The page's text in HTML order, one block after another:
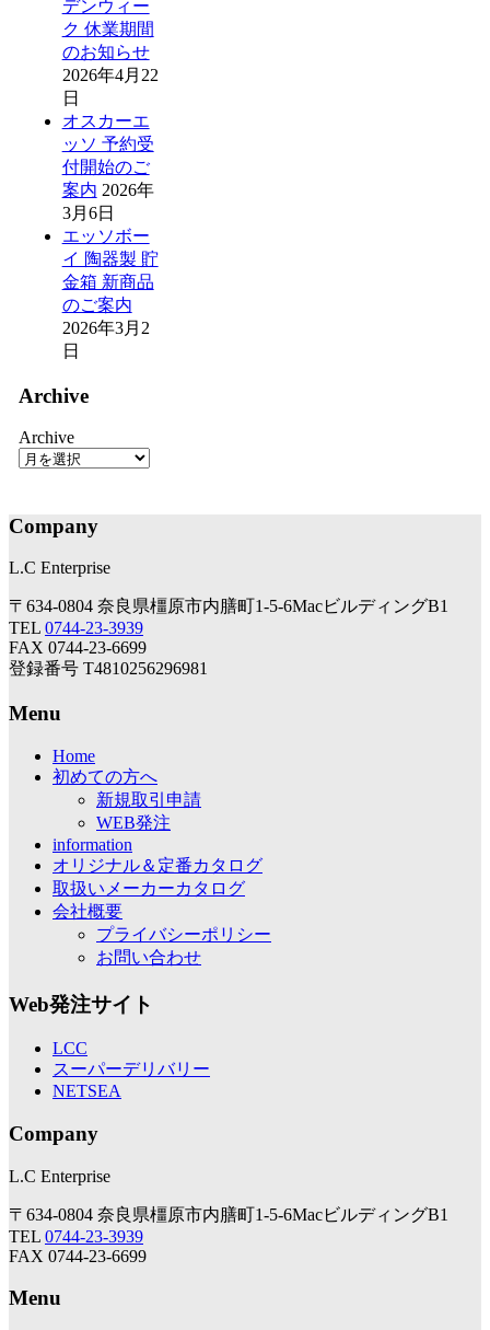
デンウィー
ク 休業期間
のお知らせ
2026年4月22
日
オスカーエ
ッソ 予約受
付開始のご
案内 2026年
3月6日
エッソボー
イ 陶器製 貯
金箱 新商品
のご案内
2026年3月2
日
Archive
Archive
Company
L.C Enterprise
〒634-0804 奈良県橿原市内膳町1-5-6MacビルディングB1
TEL 0744-23-3939
FAX 0744-23-6699
登録番号 T4810256296981
Menu
Home
初めての方へ
新規取引申請
WEB発注
information
オリジナル＆定番カタログ
取扱いメーカーカタログ
会社概要
プライバシーポリシー
お問い合わせ
Web発注サイト
LCC
スーパーデリバリー
NETSEA
Company
L.C Enterprise
〒634-0804 奈良県橿原市内膳町1-5-6MacビルディングB1
TEL 0744-23-3939
FAX 0744-23-6699
Menu